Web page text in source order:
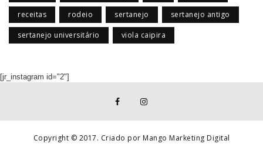
receitas rodeio sertanejo sertanejo antigo
sertanejo universitário viola caipira
[jr_instagram id="2"]
Copyright © 2017. Criado por Mango Marketing Digital